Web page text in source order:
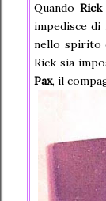
Quando Rick
impedisce
nello spirito
Rick sia
Pax, il